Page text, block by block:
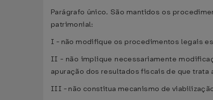
Parágrafo único. São mantidos os
patrimonial:
I - não modifique os procedimentos legais
II - não implique necessariamente
apuração dos resultados fiscais de que trata
III - não constitua mecanismo de